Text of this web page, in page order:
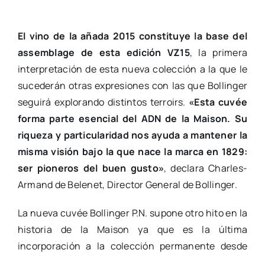
El vino de la añada 2015 constituye la base del
assemblage de esta edición VZ15, la primera
interpretación de esta nueva colección a la que le
sucederán otras expresiones con las que Bollinger
seguirá explorando distintos terroirs. «Esta cuvée
forma parte esencial del ADN de la Maison. Su
riqueza y particularidad nos ayuda a mantener la
misma visión bajo la que nace la marca en 1829:
ser pioneros del buen gusto», declara Charles-
Armand de Belenet, Director General de Bollinger.
La nueva cuvée Bollinger P.N. supone otro hito en la
historia de la Maison ya que es la última
incorporación a la colección permanente desde